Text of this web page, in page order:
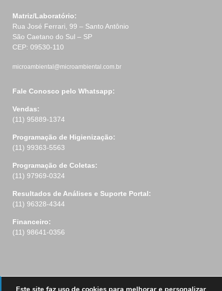
Matriz/Laboratório:
Rua José Ferrari, 99 – Santo Antônio
São Caetano do Sul – SP
CEP: 09530-110
microambiental@microambiental.com.br
Fale Conosco pelo Whatsapp:
Vendas:
(11) 95889-1374
Programação de Higienização:
(11) 99363-5563
Programação de Coletas:
(11) 97969-0324
Resultados de Análises e Suporte Portal:
(11) 96328-4344
Financeiro:
(11) 98641-0356
Este site faz uso de cookies para melhorar e personalizar